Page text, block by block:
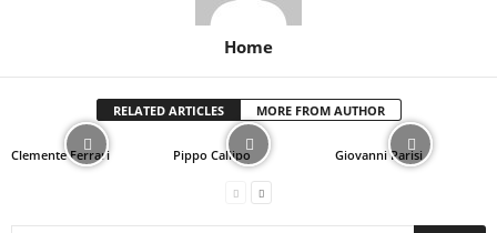
Home
RELATED ARTICLES MORE FROM AUTHOR
Clemente Ferrari Pippo Callipo Giovanni Parisi